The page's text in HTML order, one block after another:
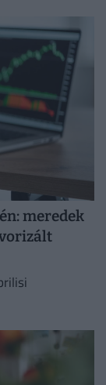
meredek